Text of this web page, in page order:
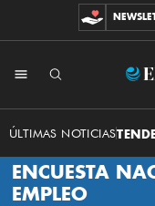
ÚLTIMAS NOTICIAS
ENCUESTA
EMPLEO